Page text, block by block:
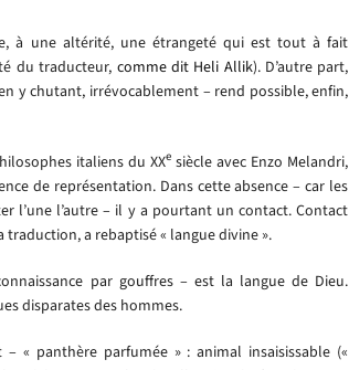
à une altérité, une étrangeté qui est tout à fait
du traducteur, comme dit Heli Allik). D’autre part,
y chutant, irrévocablement – rend possible, enfin,
italiens du XXesiècle avec Enzo Melandri,
de représentation. Dans cette absence – car les
l’une l’autre – il y a pourtant un contact. Contact
a rebaptisé « langue divine ».
par gouffres – est la langue de Dieu.
disparates des hommes.
« panthère parfumée » : animal insaisissable («